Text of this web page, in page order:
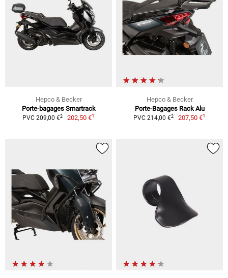
Hepco & Becker
Porte-bagages Smartrack
PVC 209,00 €2 202,50 €1
Hepco & Becker
Porte-Bagages Rack Alu
PVC 214,00 €2 207,50 €1